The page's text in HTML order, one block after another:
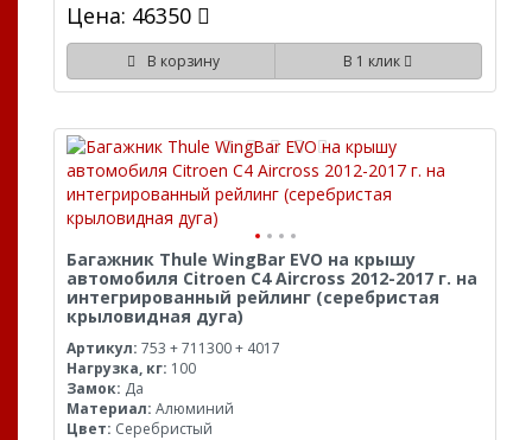
Цена: 46350
В корзину В 1 клик
Багажник Thule WingBar EVO на крышу
автомобиля Citroen C4 Aircross 2012-2017 г. на
интегрированный рейлинг (серебристая
крыловидная дуга)
Артикул: 753 + 711300 + 4017
Нагрузка, кг: 100
Замок: Да
Материал: Алюминий
Цвет: Серебристый